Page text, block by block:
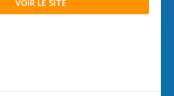
VOIR LE SITE